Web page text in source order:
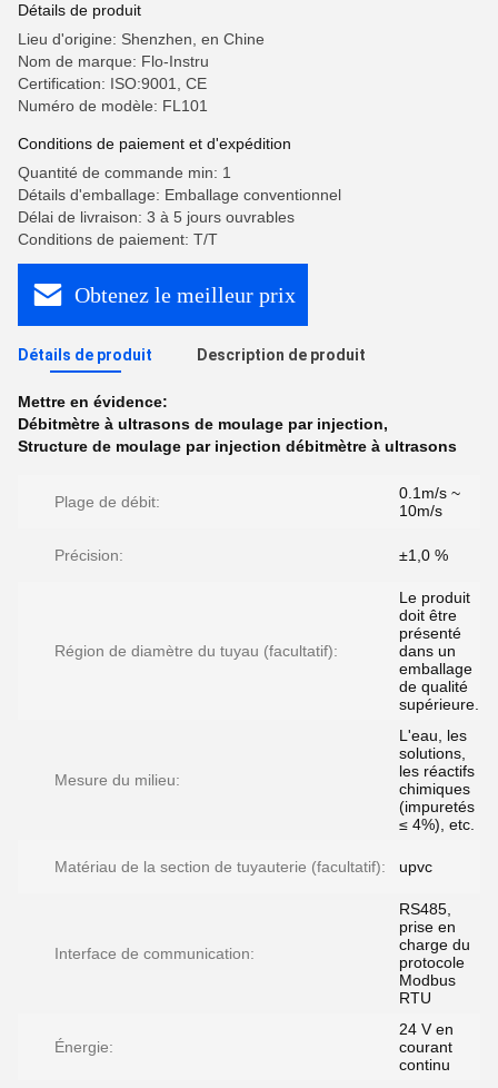
Détails de produit
Lieu d'origine: Shenzhen, en Chine
Nom de marque: Flo-Instru
Certification: ISO:9001, CE
Numéro de modèle: FL101
Conditions de paiement et d'expédition
Quantité de commande min: 1
Détails d'emballage: Emballage conventionnel
Délai de livraison: 3 à 5 jours ouvrables
Conditions de paiement: T/T
Obtenez le meilleur prix
Détails de produit Description de produit
Mettre en évidence:
Débitmètre à ultrasons de moulage par injection,
Structure de moulage par injection débitmètre à ultrasons
Plage de débit:
0.1m/s ~
10m/s
Précision: ±1,0 %
Région de diamètre du tuyau (facultatif):
Le produit
doit être
présenté
dans un
emballage
de qualité
supérieure.
Mesure du milieu:
L'eau, les
solutions,
les réactifs
chimiques
(impuretés
≤ 4%), etc.
Matériau de la section de tuyauterie (facultatif): upvc
Interface de communication:
RS485,
prise en
charge du
protocole
Modbus
RTU
Énergie:
24 V en
courant
continu